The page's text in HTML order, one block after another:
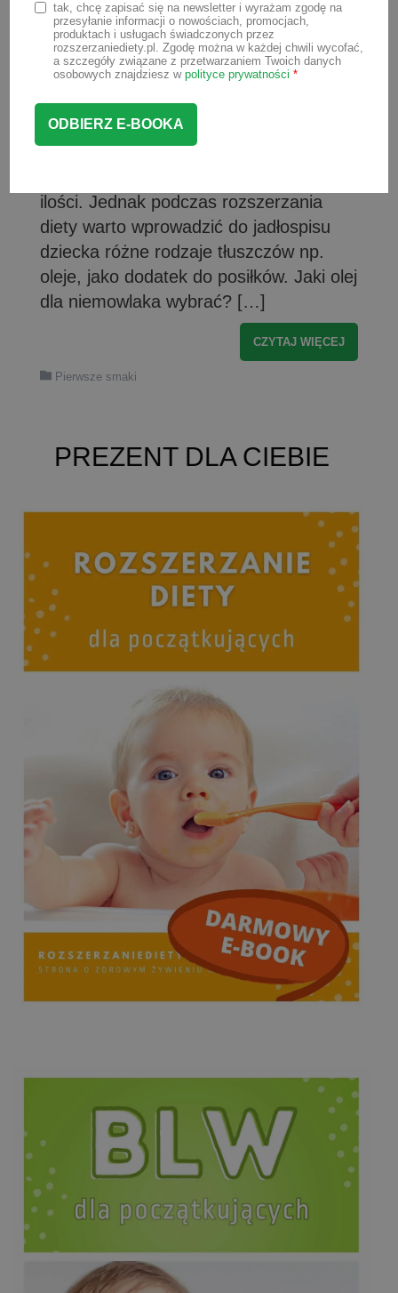
Tłuszcze są bardzo ważnym
składnikiem diety, szczególnie jeśli
chodzi o najmłodszych. Głównym
źródłem tłuszczów w diecie niemowląt
jest mleko mamy lub mleko
modyfikowane, których w pierwszym
ilości. Jednak podczas rozszerzania
diety warto wprowadzić do jadłospisu
dziecka różne rodzaje tłuszczów np.
oleje, jako dodatek do posiłków. Jaki olej
dla niemowlaka wybrać? […]
CZYTAJ WIĘCEJ
Pierwsze smaki
PREZENT DLA CIEBIE
tak, chcę zapisać się na newsletter i wyrażam zgodę na
przesyłanie informacji o nowościach, promocjach,
produktach i usługach świadczonych przez
rozszerzaniediety.pl. Zgodę można w każdej chwili wycofać,
a szczegóły związane z przetwarzaniem Twoich danych
osobowych znajdziesz w polityce prywatności *